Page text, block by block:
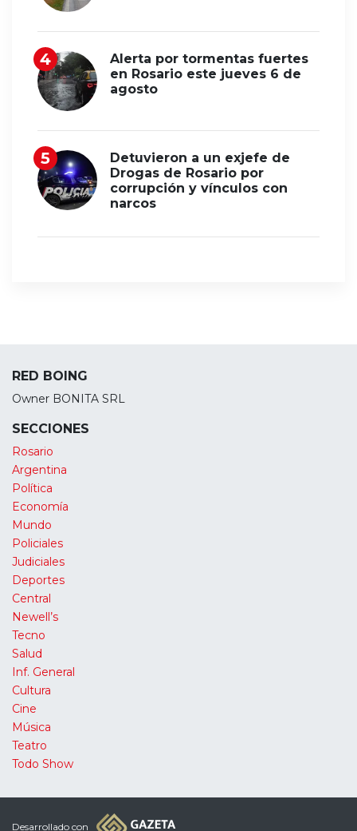
Alerta por tormentas fuertes
en Rosario este jueves 6 de
agosto
Detuvieron a un exjefe de
Drogas de Rosario por
corrupción y vínculos con
narcos
RED BOING
Owner BONITA SRL
SECCIONES
Rosario
Argentina
Política
Economía
Mundo
Policiales
Judiciales
Deportes
Central
Newell’s
Tecno
Salud
Inf. General
Cultura
Cine
Música
Teatro
Todo Show
Desarrollado con